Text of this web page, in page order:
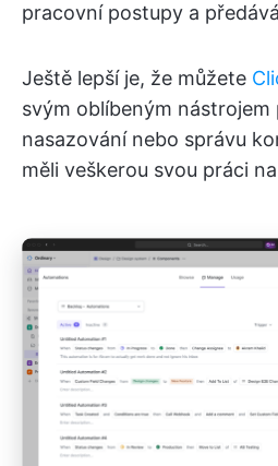
pracovní postupy a
Ještě lepší je, že můžete
svým oblíbeným
nasazování nebo správu
měli veškerou svou práci